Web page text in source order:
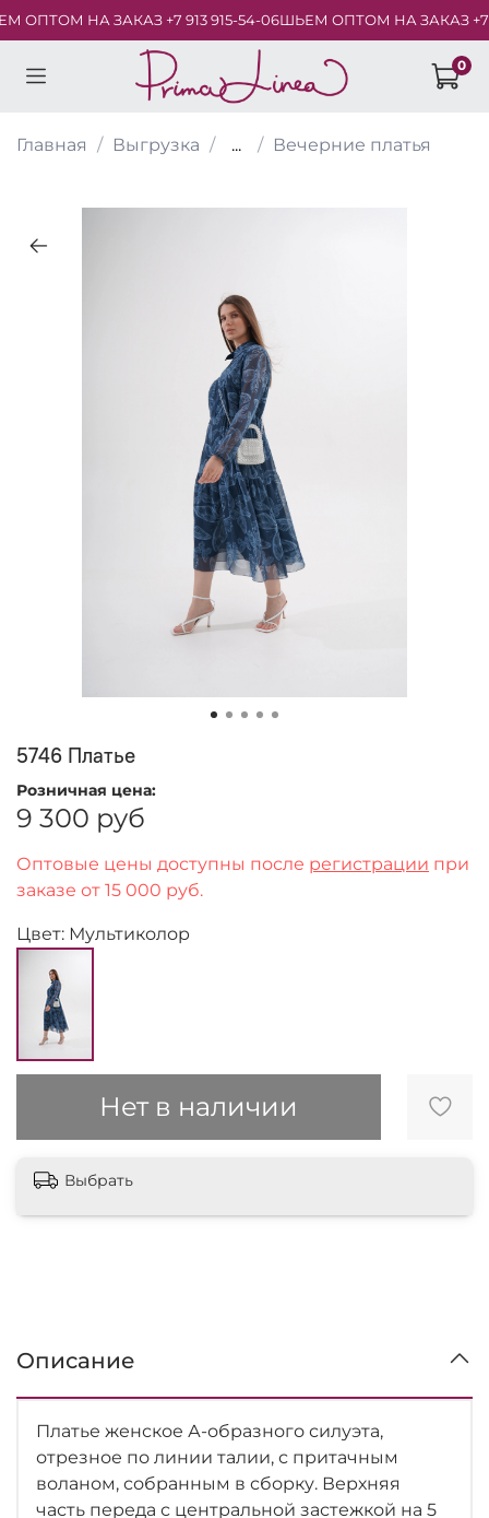
НА ЗАКАЗ +7 913 915-54-06ШЬЕМ ОПТОМ НА ЗАКАЗ +7
0
Главная Выгрузка ... Вечерние платья
5746 Платье
Розничная цена:
9 300 руб
Оптовые цены доступны после регистрации при
заказе от 15 000 руб.
Цвет: Мультиколор
Нет в наличии
Выбрать
Описание
Платье женское А-образного силуэта,
отрезное по линии талии, с притачным
воланом, собранным в сборку. Верхняя
часть переда с центральной застежкой на 5